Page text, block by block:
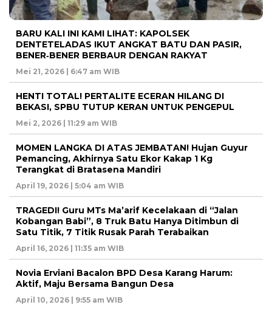
BARU KALI INI KAMI LIHAT: KAPOLSEK
DENTETELADAS IKUT ANGKAT BATU DAN PASIR,
BENER‑BENER BERBAUR DENGAN RAKYAT
Mei 21, 2026 | 6:47 am WIB
HENTI TOTAL! PERTALITE ECERAN HILANG DI
BEKASI, SPBU TUTUP KERAN UNTUK PENGEPUL
Mei 2, 2026 | 11:29 am WIB
MOMEN LANGKA DI ATAS JEMBATAN! Hujan Guyur
Pemancing, Akhirnya Satu Ekor Kakap 1 Kg
Terangkat di Bratasena Mandiri
April 19, 2026 | 5:04 am WIB
TRAGEDI! Guru MTs Ma’arif Kecelakaan di “Jalan
Kobangan Babi”, 8 Truk Batu Hanya Ditimbun di
Satu Titik, 7 Titik Rusak Parah Terabaikan
April 16, 2026 | 11:35 am WIB
Novia Erviani Bacalon BPD Desa Karang Harum:
Aktif, Maju Bersama Bangun Desa
April 10, 2026 | 9:55 am WIB